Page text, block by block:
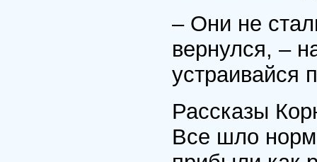
– Они не
вернулся, –
устраивайся
Рассказы
Все шло